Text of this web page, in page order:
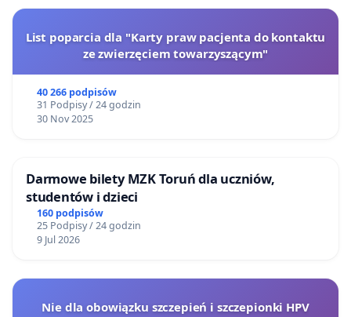
List poparcia dla "Karty praw pacjenta do kontaktu
ze zwierzęciem towarzyszącym"
40 266 podpisów
31 Podpisy / 24 godzin
30 Nov 2025
Darmowe bilety MZK Toruń dla uczniów,
studentów i dzieci
160 podpisów
25 Podpisy / 24 godzin
9 Jul 2026
Nie dla obowiązku szczepień i szczepionki HPV